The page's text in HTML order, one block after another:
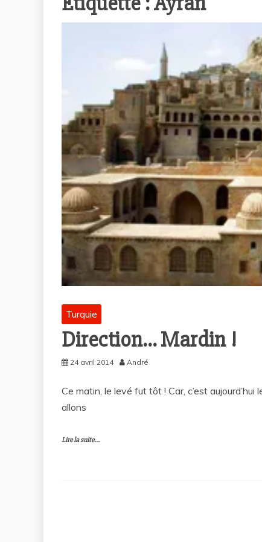
Turquie
Direction… Mardin !
24 avril 2014 André
Ce matin, le levé fut tôt ! Car, c’est
allons
Lire la suite...